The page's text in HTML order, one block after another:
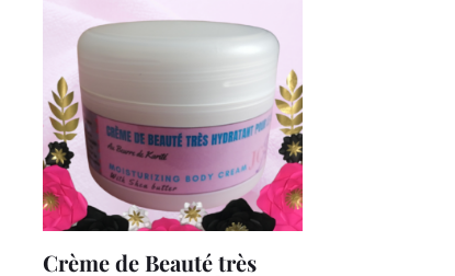
Crème de Beauté très